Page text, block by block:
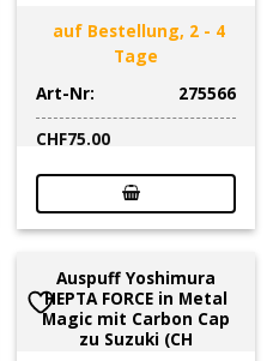
auf Bestellung, 2 - 4
Tage
Art-Nr:
275566
CHF75.00
Auspuff Yoshimura
HEPTA FORCE in Metal
Magic mit Carbon Cap
zu Suzuki (CH